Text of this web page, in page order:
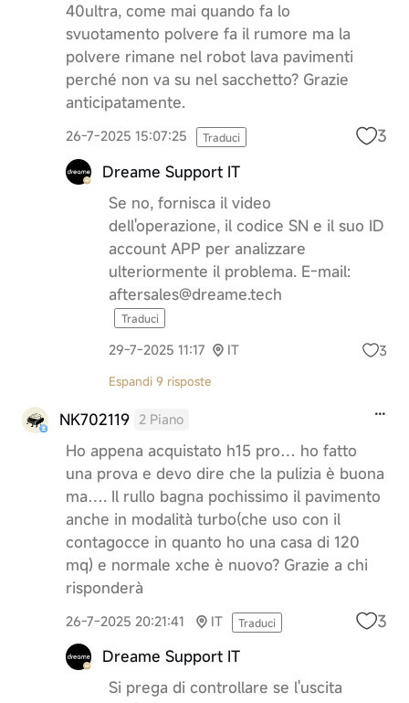
40ultra, come mai quando fa lo
svuotamento polvere fa il rumore ma la
polvere rimane nel robot lava pavimenti
perché non va su nel sacchetto? Grazie
anticipatamente.
26-7-2025 15:07:25 Traduci 3
Dreame Support IT
Se no, fornisca il video
dell'operazione, il codice SN e il suo ID
account APP per analizzare
ulteriormente il problema. E-mail:
aftersales@dreame.tech
Traduci
29-7-2025 11:17 IT 3
Espandi 9 risposte
NK702119 2 Piano
Ho appena acquistato h15 pro… ho fatto
una prova e devo dire che la pulizia è buona
ma…. Il rullo bagna pochissimo il pavimento
anche in modalità turbo(che uso con il
contagocce in quanto ho una casa di 120
mq) e normale xche è nuovo? Grazie a chi
risponderà
26-7-2025 20:21:41 IT Traduci 3
Dreame Support IT
Si prega di controllare se l'uscita